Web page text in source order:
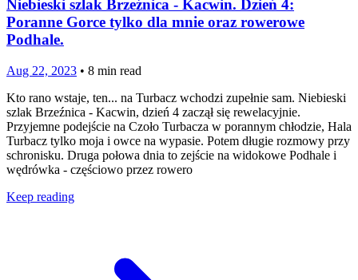
Niebieski szlak Brzeźnica - Kacwin. Dzień 4:
Poranne Gorce tylko dla mnie oraz rowerowe
Podhale.
Aug 22, 2023 • 8 min read
Kto rano wstaje, ten... na Turbacz wchodzi zupełnie sam. Niebieski
szlak Brzeźnica - Kacwin, dzień 4 zaczął się rewelacyjnie.
Przyjemne podejście na Czoło Turbacza w porannym chłodzie, Hala
Turbacz tylko moja i owce na wypasie. Potem długie rozmowy przy
schronisku. Druga połowa dnia to zejście na widokowe Podhale i
wędrówka - częściowo przez rowero
Keep reading